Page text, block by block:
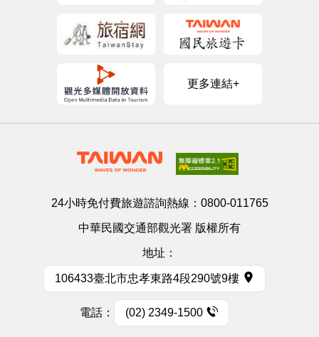
更多連結+
24小時免付費旅遊諮詢熱線： 0800-011765
中華民國交通部觀光署 版權所有
地址：
106433臺北市忠孝東路4段290號9樓
電話： (02) 2349-1500